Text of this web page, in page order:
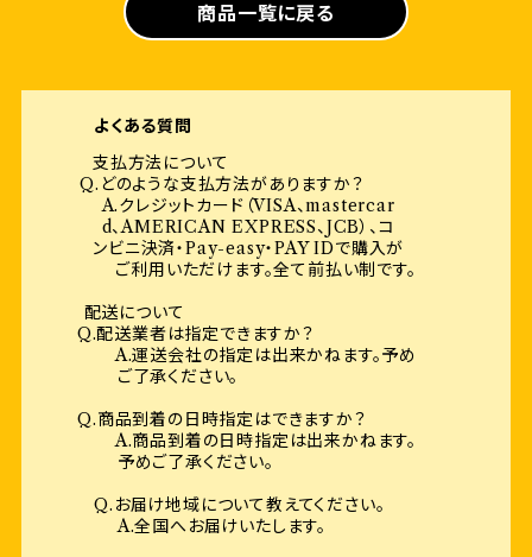
商品一覧に戻る
よくある質問
支払方法について
Q.どのような支払方法がありますか？
A.クレジットカード（VISA、mastercar
d、AMERICAN EXPRESS、JCB）、コ
ンビニ決済・Pay-easy・PAY IDで購入が
ご利用いただけます。全て前払い制です。
配送について
Q.配送業者は指定できますか？
A.運送会社の指定は出来かねます。予め
ご了承ください。
Q.商品到着の日時指定はできますか？
A.商品到着の日時指定は出来かねます。
予めご了承ください。
Q.お届け地域について教えてください。
A.全国へお届けいたします。